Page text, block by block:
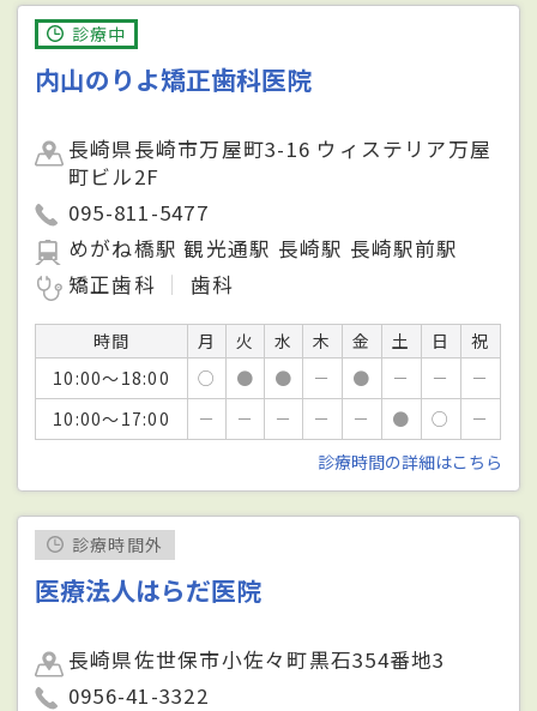
診療中
内山のりよ矯正歯科医院
長崎県長崎市万屋町3-16 ウィステリア万屋
町ビル2F
095-811-5477
めがね橋駅 観光通駅 長崎駅 長崎駅前駅
矯正歯科
歯科
時間 月 火 水 木 金 土 日
祝
10:00～18:00
○ ● ● － ● － －
－
10:00～17:00
－ － － － － ● ○
－
診療時間の詳細はこちら
診療時間外
医療法人はらだ医院
長崎県佐世保市小佐々町黒石354番地3
0956-41-3322